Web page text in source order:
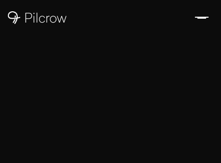
sv Pilcrow